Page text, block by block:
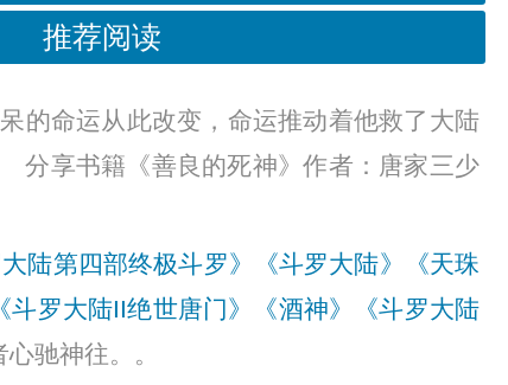
推荐阅读
的命运从此改变，命运推动着他救了大陆
分享书籍《善良的死神》作者：唐家三少
大陆第四部终极斗罗》 《斗罗大陆》
《天珠
《斗罗大陆II绝世唐门》 《酒神》
《斗罗大陆
驰神往。。